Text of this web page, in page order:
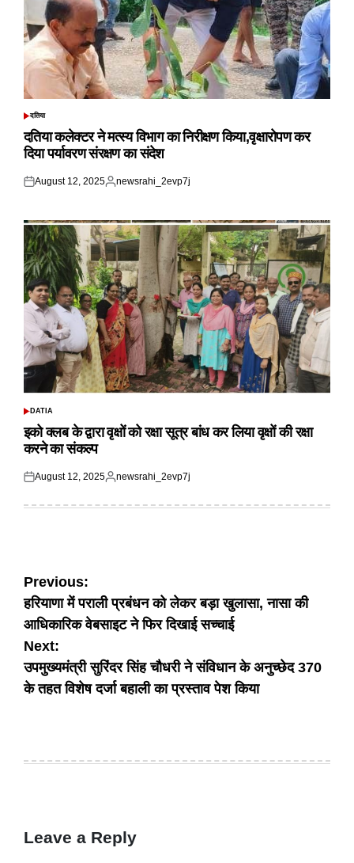
POSTED
दतिया
दतिया कलेक्टर ने मत्स्य विभाग का निरीक्षण किया,वृक्षारोपण कर
दिया पर्यावरण संरक्षण का संदेश
Posted
August 12, 2025
Posted
newsrahi_2evp7j
POSTED
DATIA
इको क्लब के द्वारा वृक्षों को रक्षा सूत्र बांध कर लिया वृक्षों की रक्षा
करने का संकल्प
Posted
August 12, 2025
Posted
newsrahi_2evp7j
Post
navigation
Previous:
हरियाणा में पराली प्रबंधन को लेकर बड़ा खुलासा, नासा की
आधिकारिक वेबसाइट ने फिर दिखाई सच्चाई
Next:
उपमुख्यमंत्री सुरिंदर सिंह चौधरी ने संविधान के अनुच्छेद 370
के तहत विशेष दर्जा बहाली का प्रस्ताव पेश किया
Leave a Reply